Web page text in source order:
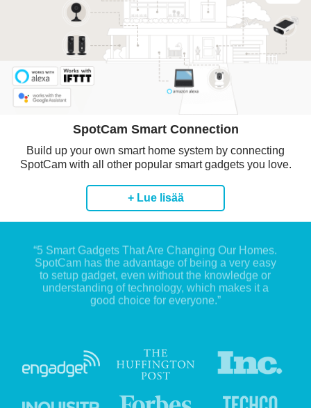
SpotCam Smart Connection
Build up your own smart home system by connecting
SpotCam with all other popular smart gadgets you love.
+ Lue lisää
“5 Smart Gadgets That Are Changing Our Homes.
SpotCam has the advantage of being a very easy
to setup gadget, even without the knowledge or
understanding of technology, which makes it a
good choice for everyone.”